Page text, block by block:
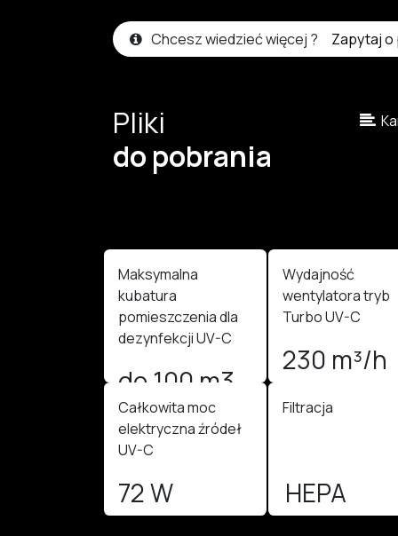
Pliki
do pobrania
Chcesz wiedzieć więcej ? Zapytaj
Maksymalna
kubatura
pomieszczenia dla
dezynfekcji UV-C
do 100 m3
Wydajność
wentylatora tryb
Turbo UV-C
230 m³/h
Całkowita moc
elektryczna źródeł
UV-C
72 W
Filtracja
HEPA